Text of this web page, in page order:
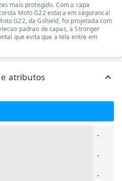
mais protegido. Com a capa
Moto G22 estara em seguranca!
G22, da Gshield, foi projetada com
padrao de capas, a Stronger
que evita que a tela entre em
e atributos
-
-
-